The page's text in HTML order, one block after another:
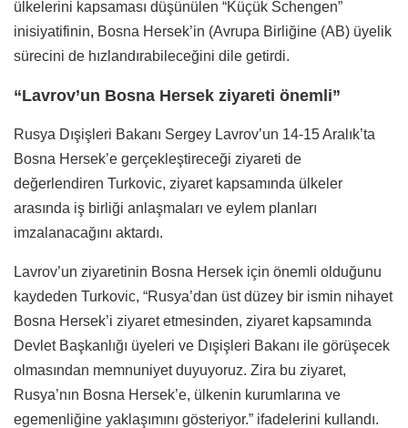
ülkelerini kapsaması düşünülen “Küçük Schengen”
inisiyatifinin, Bosna Hersek’in (Avrupa Birliğine (AB) üyelik
sürecini de hızlandırabileceğini dile getirdi.
“Lavrov’un Bosna Hersek ziyareti önemli”
Rusya Dışişleri Bakanı Sergey Lavrov’un 14-15 Aralık’ta
Bosna Hersek’e gerçekleştireceği ziyareti de
değerlendiren Turkovic, ziyaret kapsamında ülkeler
arasında iş birliği anlaşmaları ve eylem planları
imzalanacağını aktardı.
Lavrov’un ziyaretinin Bosna Hersek için önemli olduğunu
kaydeden Turkovic, “Rusya’dan üst düzey bir ismin nihayet
Bosna Hersek’i ziyaret etmesinden, ziyaret kapsamında
Devlet Başkanlığı üyeleri ve Dışişleri Bakanı ile görüşecek
olmasından memnuniyet duyuyoruz. Zira bu ziyaret,
Rusya’nın Bosna Hersek’e, ülkenin kurumlarına ve
egemenliğine yaklaşımını gösteriyor.” ifadelerini kullandı.